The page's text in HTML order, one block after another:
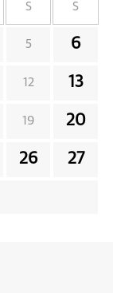
S S
5 6
12 13
19 20
26 27